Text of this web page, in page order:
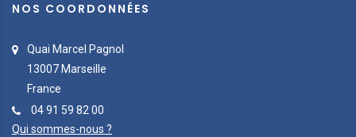
NOS COORDONNÉES
Quai Marcel Pagnol
13007 Marseille
France
04 91 59 82 00
Qui sommes-nous ?